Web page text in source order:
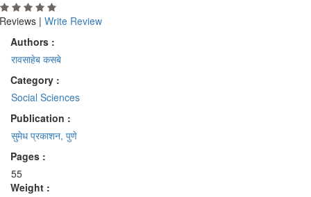
| Write Review
Authors :
रावसाहेब कसबे
Category :
Social Sciences
Publication :
सुमेध प्रकाशन, पुणे
Pages :
55
Weight :